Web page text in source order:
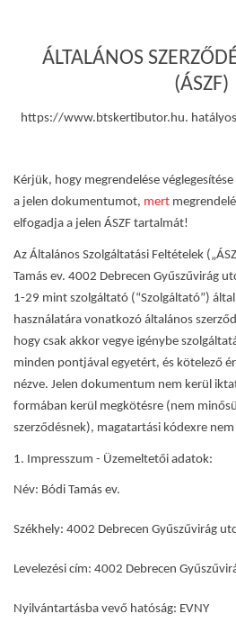
ÁLTALÁNOS
(ÁSZF)
https://www.btskertibutor.hu.
Kérjük, hogy megrendelése
a jelen dokumentumot, mert
elfogadja a jelen ÁSZF tartalmát!
Az Általános Szolgáltatási Feltételek
Tamás ev. 4002 Debrecen Gyűszűvirág
1-29 mint szolgáltató (“Szolgáltató”)
használatára vonatkozó általános
hogy csak akkor vegye igénybe
minden pontjával egyetért, és kötelező
nézve. Jelen dokumentum nem kerül
formában kerül megkötésre (nem
szerződésnek), magatartási kódexre
1. Impresszum - Üzemeltetői adatok:
Név: Bódi Tamás ev.
Székhely: 4002 Debrecen Gyűszűvirág
Levelezési cím: 4002 Debrecen
Nyilvántartásba vevő hatóság: EVNY